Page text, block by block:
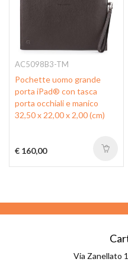
AC5098B3-TM
Pochette uomo grande
porta iPad® con tasca
porta occhiali e manico
32,50 x 22,00 x 2,00 (cm)
€ 160,00
Via Zanellato